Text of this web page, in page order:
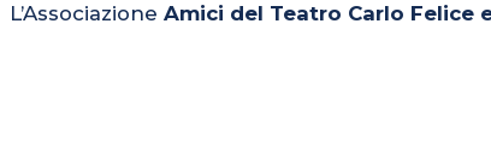
L’Associazione Amici del Teatro Carlo Felice